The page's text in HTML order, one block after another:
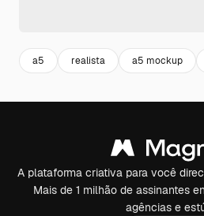
a5 realista a5 mockup
A plataforma criativa para você
Mais de 1 milhão de assinantes
agências e